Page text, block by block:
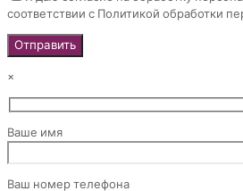
соответствии с Политикой обработки
×
Ваше имя
Ваш номер телефона